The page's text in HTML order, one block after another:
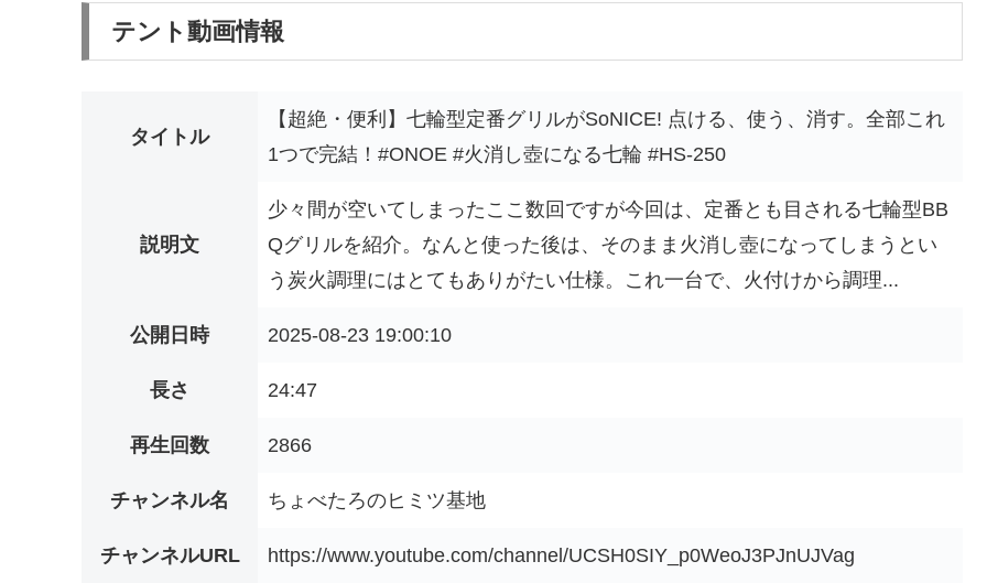
テント動画情報
タイトル
【超絶・便利】七輪型定番グリルがSoNICE! 点ける、使う、消す。全部これ
1つで完結！#ONOE #火消し壺になる七輪 #HS-250
説明文
少々間が空いてしまったここ数回ですが今回は、定番とも目される七輪型BB
Qグリルを紹介。なんと使った後は、そのまま火消し壺になってしまうとい
う炭火調理にはとてもありがたい仕様。これ一台で、火付けから調理...
公開日時 2025-08-23 19:00:10
長さ 24:47
再生回数 2866
チャンネル名 ちょべたろのヒミツ基地
チャンネルURL https://www.youtube.com/channel/UCSH0SIY_p0WeoJ3PJnUJVag